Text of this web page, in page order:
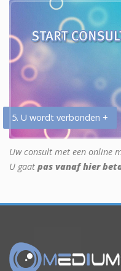
5. U wordt verbonden +
Uw consult met een online
U gaat pas vanaf hier